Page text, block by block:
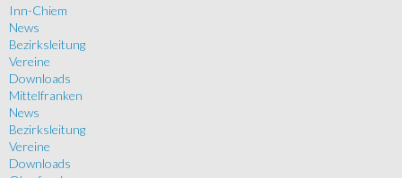
Inn-Chiem
News
Bezirksleitung
Vereine
Downloads
Mittelfranken
News
Bezirksleitung
Vereine
Downloads